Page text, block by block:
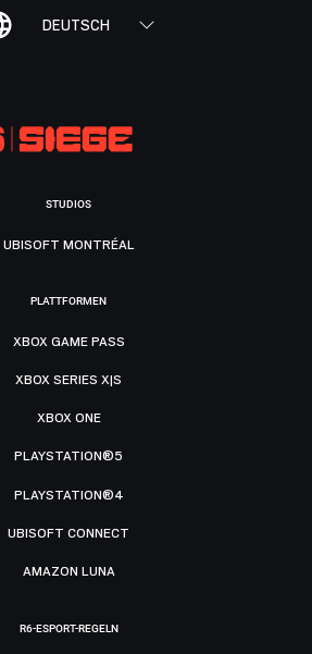
DEUTSCH
STUDIOS
UBISOFT MONTRÉAL
PLATTFORMEN
XBOX GAME PASS
XBOX SERIES X|S
XBOX ONE
PLAYSTATION®5
PLAYSTATION®4
UBISOFT CONNECT
AMAZON LUNA
R6-ESPORT-REGELN